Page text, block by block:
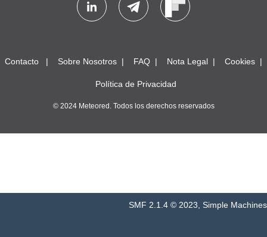
Contacto Sobre Nosotros FAQ Nota Legal Cookies
Política de Privacidad
© 2024 Meteored. Todos los derechos reservados
SMF 2.1.4 © 2023 Simple Machines